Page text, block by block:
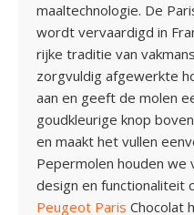
maaltechnologie. De
wordt vervaardigd in
rijke traditie van
zorgvuldig afgewerkte
aan en geeft de molen
goudkleurige knop
en maakt het vullen
Pepermolen houden we
design en functionaliteit
Peugeot Paris Chocolat